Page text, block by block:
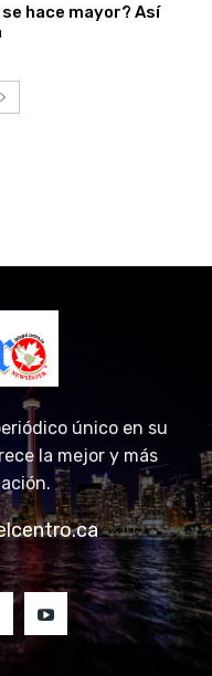
hace mayor? Así
único en su
la mejor y más